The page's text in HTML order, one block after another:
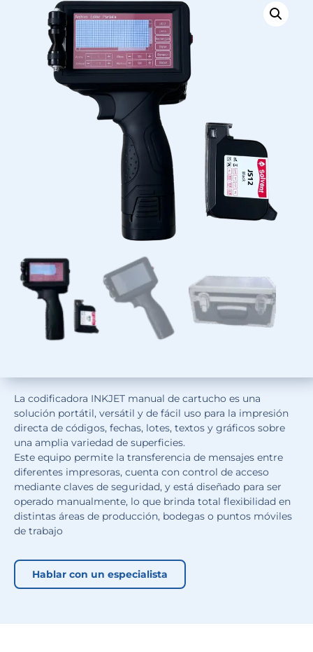
La codificadora INKJET manual de cartucho es una
solución portátil, versátil y de fácil uso para la impresión
directa de códigos, fechas, lotes, textos y gráficos sobre
una amplia variedad de superficies.
Este equipo permite la transferencia de mensajes entre
diferentes impresoras, cuenta con control de acceso
mediante claves de seguridad, y está diseñado para ser
operado manualmente, lo que brinda total flexibilidad en
distintas áreas de producción, bodegas o puntos móviles
de trabajo
Hablar con un especialista